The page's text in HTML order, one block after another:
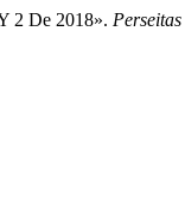
2 De 2018». Perseitas